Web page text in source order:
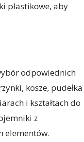
plastikowe, aby
odpowiednich
kosze, pudełka
i kształtach do
z
elementów.